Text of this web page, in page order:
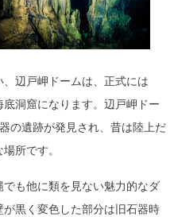
辺戸岬ドームは、正式には
底洞窟になります。辺戸岬ドー
の遺跡が発見され、昔は陸上だ
所です。
も他に類を見ない魅力的なダ
黒く変色した部分は旧石器時